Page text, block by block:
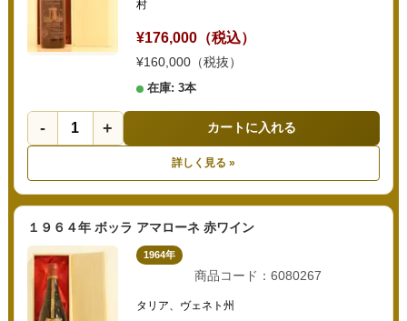
村
¥176,000（税込）
¥160,000（税抜）
在庫: 3本
- + カートに入れる
詳しく見る »
１９６４年 ボッラ アマローネ 赤ワイン
1964年
商品コード：6080267
タリア、ヴェネト州